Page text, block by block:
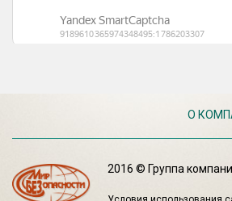
О
2016 © Группа